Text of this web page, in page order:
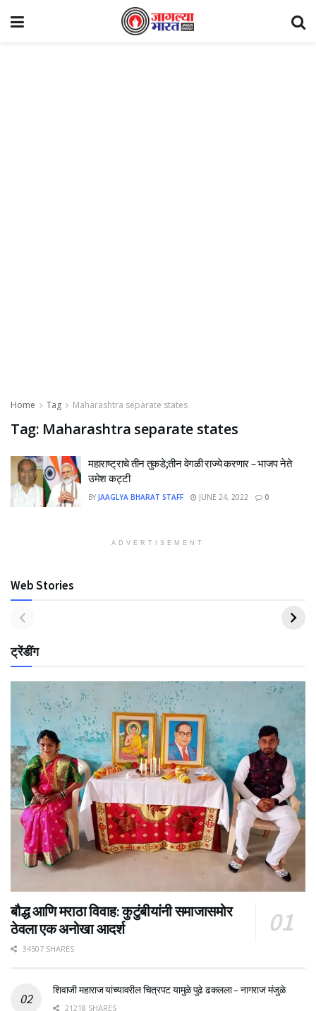
Home Tag Maharashtra separate states
Tag: Maharashtra separate states
महाराष्ट्राचे तीन तुकडे;तीन वेगळी राज्ये करणार – भाजप नेते
उमेश कट्टी
BY JAAGLYA BHARAT STAFF JUNE 24, 2022 0
ADVERTISEMENT
Web Stories
ट्रेंडींग
बौद्ध आणि मराठा विवाह: कुटुंबीयांनी समाजासमोर
ठेवला एक अनोखा आदर्श
34507 SHARES
शिवाजी महाराज यांच्यावरील चित्रपट यामुळे पुढे ढकलला – नागराज मंजुळे
21218 SHARES